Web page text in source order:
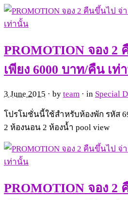
PROMOTION จอง 2
เพียง 6000 บาท/คืน เท่
3 June 2015 · by team · in Special
โปรโมชั่นนี้ใช้สำหรับห้องพัก รหัส
2 ห้องนอน 2 ห้องน้ำ pool view
PROMOTION จอง 2